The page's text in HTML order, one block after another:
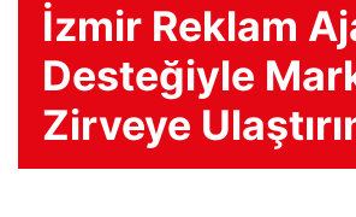
İzmir Reklam
Desteğiyle
Zirveye